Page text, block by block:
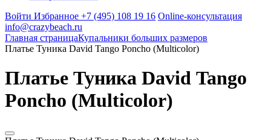
Войти Избранное +7 (495) 108 19 16 Online-консультация
info@crazybeach.ru
Главная страницаКупальники больших размеров
Платье Туника David Tango Poncho (Multicolor)
Платье Туника David Tango
Poncho (Multicolor)